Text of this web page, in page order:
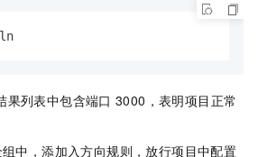
果列表中包含端口 3000，表明项目正常
中，添加入方向规则，放行项目中配置